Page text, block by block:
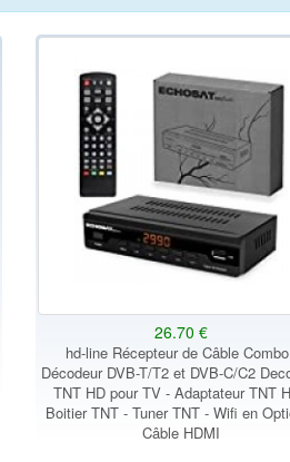
26.70 €
hd-line Récepteur de Câble
Décodeur DVB-T/T2 et DVB-C/C2
TNT HD pour TV - Adaptateur TNT
Boitier TNT - Tuner TNT - Wifi en
Câble HDMI